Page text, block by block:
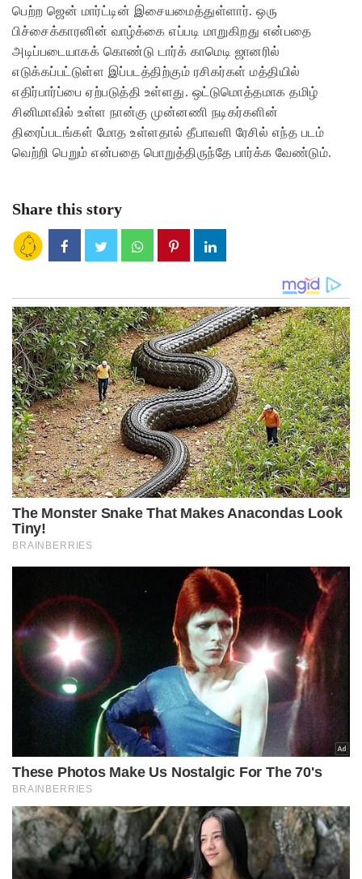
பெற்ற ஜென் மார்ட்டின் இசையமைத்துள்ளார். ஒரு
பிச்சைக்காரனின் வாழ்க்கை எப்படி மாறுகிறது என்பதை
அடிப்படையாகக் கொண்டு டார்க் காமெடி ஜானரில்
எடுக்கப்பட்டுள்ள இப்படத்திற்கும் ரசிகர்கள் மத்தியில்
எதிர்பார்ப்பை ஏற்படுத்தி உள்ளது. ஒட்டுமொத்தமாக தமிழ்
சினிமாவில் உள்ள நான்கு முன்னணி நடிகர்களின்
திரைப்படங்கள் மோத உள்ளதால் தீபாவளி ரேசில் எந்த படம்
வெற்றி பெறும் என்பதை பொறுத்திருந்தே பார்க்க வேண்டும்.
Share this story